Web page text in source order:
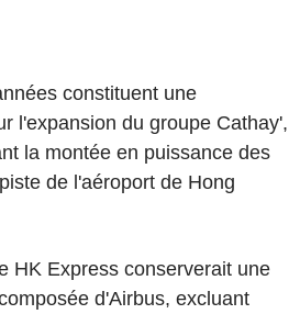
constituent une
l'expansion du groupe Cathay',
la montée en puissance des
de l'aéroport de Hong
HK Express conserverait une
d'Airbus, excluant